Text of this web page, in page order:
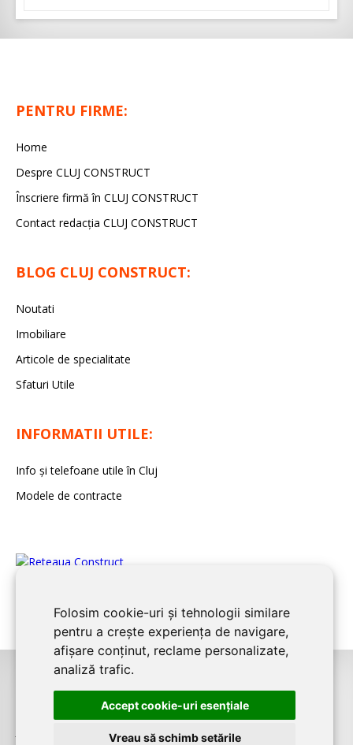
Folosim cookie-uri și tehnologii similare
pentru a crește experiența de navigare,
afișare conținut, reclame personalizate,
analiză trafic.
Accept cookie-uri esenţiale
Vreau să schimb setările
PENTRU FIRME:
Home
Despre CLUJ CONSTRUCT
Înscriere firmă în CLUJ CONSTRUCT
Contact redacția CLUJ CONSTRUCT
BLOG CLUJ CONSTRUCT:
Noutati
Imobiliare
Articole de specialitate
Sfaturi Utile
INFORMATII UTILE:
Info și telefoane utile în Cluj
Modele de contracte
CLUJ CONSTRUCTeste un serviciu de promovare online pentru
firme. Proiect digital dezvoltat deLIVE COMMUNICATIONS SRL
J12/4191/2006, RO19492087